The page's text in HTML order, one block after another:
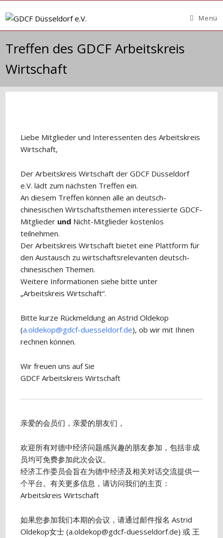
Inhalt
Menü
Treffen des GDCF Arbeitskreis
Wirtschaft
Liebe Mitglieder und Interessenten des Arbeitskreis
Wirtschaft,
Der Arbeitskreis Wirtschaft der GDCF Düsseldorf
e.V. lädt zum nächsten Treffen ein.
An diesem Treffen können alle an deutsch-
chinesischen Wirtschaftsthemen interessierte GDCF-
Mitglieder und Nicht-Mitglieder kostenlos
teilnehmen.
Der Arbeitskreis Wirtschaft bietet eine Plattform für
den Austausch zu wirtschaftsrelevanten deutsch-
chinesischen Themen.
Weitere Informationen siehe bitte unter
„Arbeitskreis Wirtschaft“.
Bitte kurze Rückmeldung an Astrid Oldekop
(a.oldekop@gdcf-duesseldorf.de), ob wir mit Ihnen
rechnen können.
Wir freuen uns auf Sie
GDCF Arbeitskreis Wirtschaft
亲爱的会员们，亲爱的朋友们，
欢迎所有对德中经济问题感兴趣的朋友参加，包括非成
员均可免费参加此次会议。
经济工作委员会旨在为德中经济及相关对话交流提供一
个平台。有关更多信息，请访问我们的主页：
Arbeitskreis Wirtschaft
如果您参加我们本期的会议，请通过邮件报名 Astrid
Oldekop女士 (a.oldekop@gdcf-duesseldorf.de) 或 王